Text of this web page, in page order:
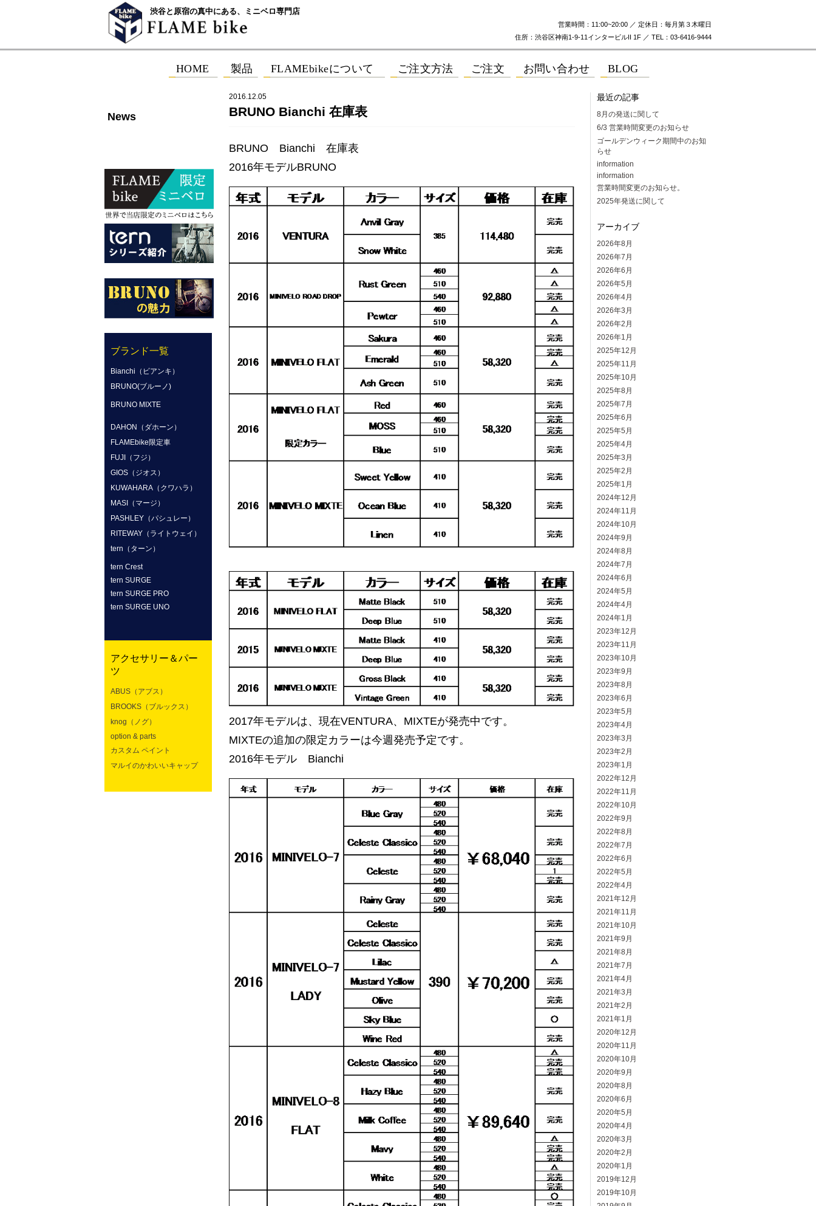
渋谷と原宿の真中にある、ミニベロ専門店
営業時間：11:00~20:00 ／ 定休日：毎月第３木曜日
住所：渋谷区神南1-9-11インタービルII 1F ／ TEL：03-6416-9444
News
ブランド一覧
Bianchi（ビアンキ）
BRUNO(ブルーノ)
BRUNO MIXTE
DAHON（ダホーン）
FLAMEbike限定車
FUJI（フジ）
GIOS（ジオス）
KUWAHARA（クワハラ）
MASI（マージ）
PASHLEY（パシュレー）
RITEWAY（ライトウェイ）
tern（ターン）
tern Crest
tern SURGE
tern SURGE PRO
tern SURGE UNO
アクセサリー＆パー
ツ
ABUS（アブス）
BROOKS（ブルックス）
knog（ノグ）
option & parts
カスタム ペイント
マルイのかわいいキャップ
2016.12.05
BRUNO Bianchi 在庫表
BRUNO Bianchi 在庫表
2016年モデルBRUNO
2017年モデルは、現在VENTURA、MIXTEが発売中です。
MIXTEの追加の限定カラーは今週発売予定です。
2016年モデル Bianchi
最近の記事
8月の発送に関して
6/3 営業時間変更のお知らせ
ゴールデンウィーク期間中のお知
らせ
information
information
営業時間変更のお知らせ。
2025年発送に関して
アーカイブ
2026年8月
2026年7月
2026年6月
2026年5月
2026年4月
2026年3月
2026年2月
2026年1月
2025年12月
2025年11月
2025年10月
2025年8月
2025年7月
2025年6月
2025年5月
2025年4月
2025年3月
2025年2月
2025年1月
2024年12月
2024年11月
2024年10月
2024年9月
2024年8月
2024年7月
2024年6月
2024年5月
2024年4月
2024年1月
2023年12月
2023年11月
2023年10月
2023年9月
2023年8月
2023年6月
2023年5月
2023年4月
2023年3月
2023年2月
2023年1月
2022年12月
2022年11月
2022年10月
2022年9月
2022年8月
2022年7月
2022年6月
2022年5月
2022年4月
2021年12月
2021年11月
2021年10月
2021年9月
2021年8月
2021年7月
2021年4月
2021年3月
2021年2月
2021年1月
2020年12月
2020年11月
2020年10月
2020年9月
2020年8月
2020年6月
2020年5月
2020年4月
2020年3月
2020年2月
2020年1月
2019年12月
2019年10月